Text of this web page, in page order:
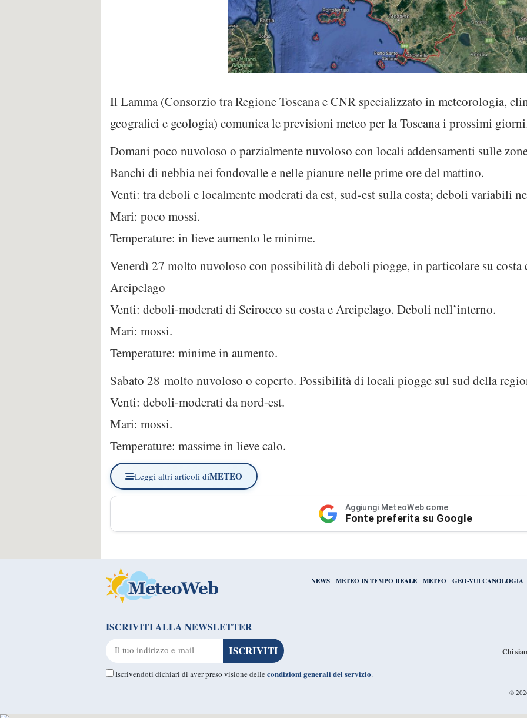
Il Lamma (Consorzio tra Regione Toscana e CNR specializzato in meteorologia,
geografici e geologia) comunica le previsioni meteo per la Toscana i prossimi
Domani poco nuvoloso o parzialmente nuvoloso con locali addensamenti sulle
Banchi di nebbia nei fondovalle e nelle pianure nelle prime ore del mattino.
Venti: tra deboli e localmente moderati da est, sud-est sulla costa; deboli variabili
Mari: poco mossi.
Temperature: in lieve aumento le minime.
Venerdì 27 molto nuvoloso con possibilità di deboli piogge, in particolare su costa
Arcipelago
Venti: deboli-moderati di Scirocco su costa e Arcipelago. Deboli nell’interno.
Mari: mossi.
Temperature: minime in aumento.
Sabato 28 molto nuvoloso o coperto. Possibilità di locali piogge sul sud della
Venti: deboli-moderati da nord-est.
Mari: mossi.
Temperature: massime in lieve calo.
Leggi altri articoli diMETEO
Aggiungi MeteoWeb come
Fonte preferita su Google
NEWS METEO IN TEMPO REALE METEO GEO-VULCANOLOGIA
ISCRIVITI ALLA NEWSLETTER
Iscrivendoti dichiari di aver preso visione dellecondizioni generali del servizio.
Chi
©